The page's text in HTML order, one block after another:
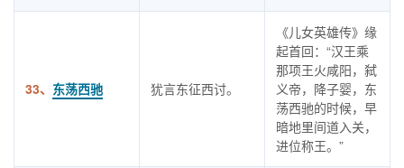
33、 东荡西驰 犹言东征西讨。
《儿女英雄传》缘
起首回：“汉王乘
那项王火咸阳，弑
义帝，降子婴，东
荡西驰的时候，早
暗地里间道入关，
进位称王。”